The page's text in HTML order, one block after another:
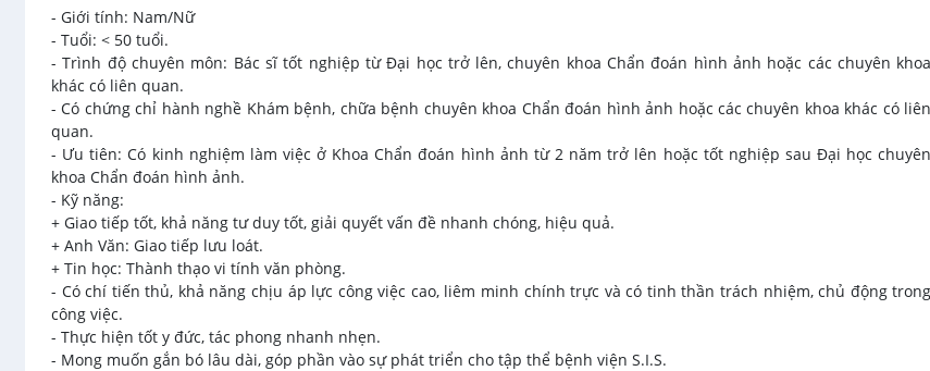
- Giới tính: Nam/Nữ
- Tuổi: < 50 tuổi.
- Trình độ chuyên môn: Bác sĩ tốt nghiệp từ Đại học trở lên, chuyên khoa Chẩn đoán hình ảnh hoặc các chuyên khoa
khác có liên quan.
- Có chứng chỉ hành nghề Khám bệnh, chữa bệnh chuyên khoa Chẩn đoán hình ảnh hoặc các chuyên khoa khác có liên
quan.
- Ưu tiên: Có kinh nghiệm làm việc ở Khoa Chẩn đoán hình ảnh từ 2 năm trở lên hoặc tốt nghiệp sau Đại học chuyên
khoa Chẩn đoán hình ảnh.
- Kỹ năng:
+ Giao tiếp tốt, khả năng tư duy tốt, giải quyết vấn đề nhanh chóng, hiệu quả.
+ Anh Văn: Giao tiếp lưu loát.
+ Tin học: Thành thạo vi tính văn phòng.
- Có chí tiến thủ, khả năng chịu áp lực công việc cao, liêm minh chính trực và có tinh thần trách nhiệm, chủ động trong
công việc.
- Thực hiện tốt y đức, tác phong nhanh nhẹn.
- Mong muốn gắn bó lâu dài, góp phần vào sự phát triển cho tập thể bệnh viện S.I.S.